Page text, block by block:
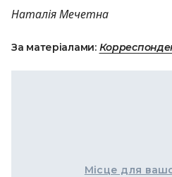
Наталія Мечетна
За матеріалами:
Місце для